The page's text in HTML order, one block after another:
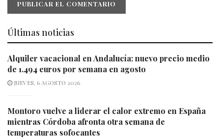
Últimas noticias
Alquiler vacacional en Andalucía: nuevo precio medio
de 1.494 euros por semana en agosto
JUEVES, 6 AGOSTO 2026
Montoro vuelve a liderar el calor extremo en España
mientras Córdoba afronta otra semana de
temperaturas sofocantes